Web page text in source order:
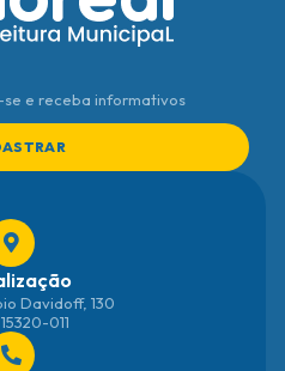
se e receba informativos
Davidoff, 130
011